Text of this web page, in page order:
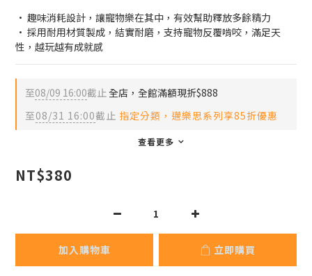
· 趣味消耗設計，讓寵物樂在其中，有效幫助釋放多餘精力
· 採用耐用材質製成，結實耐磨，支持寵物反覆啃咬，滿足天
性，越玩越有成就感
至08/09 16:00截止全店，全館滿額現折$888
至08/31 16:00截止 指定分類，邁樂思系列享85折優惠
查看更多
NT$380
加入購物車 立即購買